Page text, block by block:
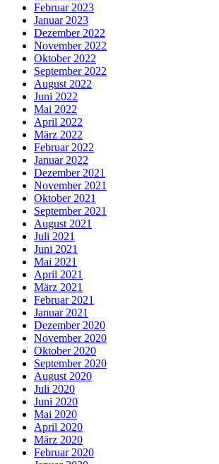
Februar 2023
Januar 2023
Dezember 2022
November 2022
Oktober 2022
September 2022
August 2022
Juni 2022
Mai 2022
April 2022
März 2022
Februar 2022
Januar 2022
Dezember 2021
November 2021
Oktober 2021
September 2021
August 2021
Juli 2021
Juni 2021
Mai 2021
April 2021
März 2021
Februar 2021
Januar 2021
Dezember 2020
November 2020
Oktober 2020
September 2020
August 2020
Juli 2020
Juni 2020
Mai 2020
April 2020
März 2020
Februar 2020